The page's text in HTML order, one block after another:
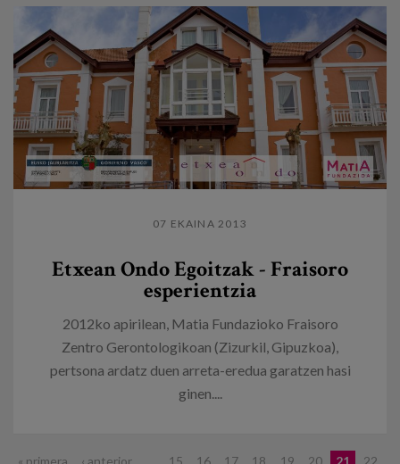
07 EKAINA 2013
Etxean Ondo Egoitzak - Fraisoro
esperientzia
2012ko apirilean, Matia Fundazioko Fraisoro
Zentro Gerontologikoan (Zizurkil, Gipuzkoa),
pertsona ardatz duen arreta-eredua garatzen hasi
ginen....